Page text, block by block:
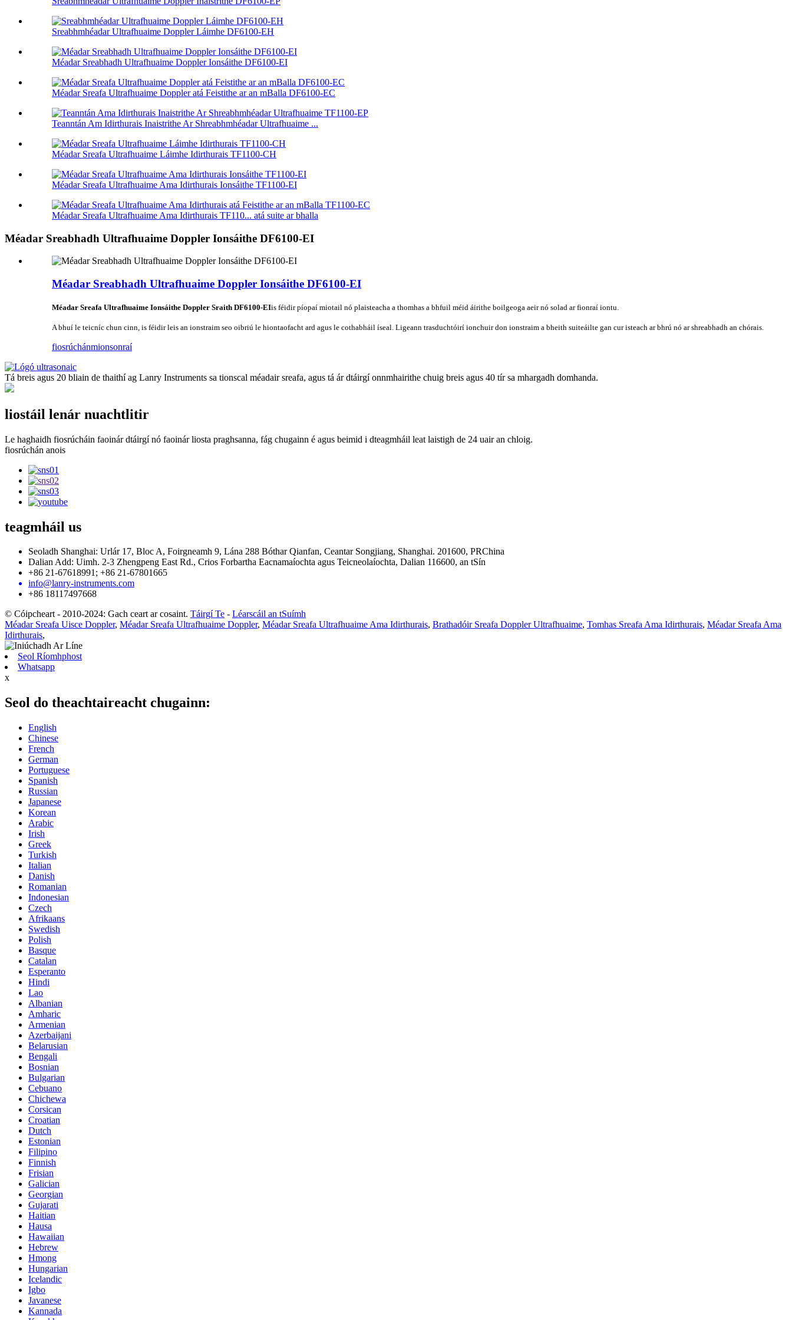
Sreabhmhéadar Ultrafhuaime Doppler Láimhe DF6100-EH
Méadar Sreabhadh Ultrafhuaime Doppler Ionsáithe DF6100-EI
Méadar Sreafa Ultrafhuaime Doppler atá Feistithe ar an mBalla DF6100-EC
Teanntán Am Idirthurais Inaistrithe Ar Shreabhmhéadar Ultrafhuaime ...
Méadar Sreafa Ultrafhuaime Láimhe Idirthurais TF1100-CH
Méadar Sreafa Ultrafhuaime Ama Idirthurais Ionsáithe TF1100-EI
Méadar Sreafa Ultrafhuaime Ama Idirthurais TF110... atá suite ar bhalla
Méadar Sreabhadh Ultrafhuaime Doppler Ionsáithe DF6100-EI
Méadar Sreabhadh Ultrafhuaime Doppler Ionsáithe DF6100-EI
Méadar Sreafa Ultrafhuaime Ionsáithe Doppler Sraith DF6100-EIis féidir píopaí miotail nó plaisteacha a thomhas a bhfuil méid áirithe boilgeoga aeir nó solad ar fionraí iontu.
A bhuí le teicníc chun cinn, is féidir leis an ionstraim seo oibriú le hiontaofacht ard agus le cothabháil íseal. Ligeann trasduchtóirí ionchuir don ionstraim a bheith suiteáilte gan cur isteach ar bhrú nó ar shreabhadh an chórais.
fiosrúchánmionsonraí
Tá breis agus 20 bliain de thaithí ag Lanry Instruments sa tionscal méadair sreafa, agus tá ár dtáirgí onnmhairithe chuig breis agus 40 tír sa mhargadh domhanda.
liostáil lenár nuachtlitir
Le haghaidh fiosrúcháin faoinár dtáirgí nó faoinár liosta praghsanna, fág chugainn é agus beimid i dteagmháil leat laistigh de 24 uair an chloig.
fiosrúchán anois
teagmháil us
Seoladh Shanghai: Urlár 17, Bloc A, Foirgneamh 9, Lána 288 Bóthar Qianfan, Ceantar Songjiang, Shanghai. 201600, PRChina
Dalian Add: Uimh. 2-3 Zhengpeng East Rd., Crios Forbartha Eacnamaíochta agus Teicneolaíochta, Dalian 116600, an tSín
+86 21-67618991; +86 21-67801665
info@lanry-instruments.com
+86 18117497668
© Cóipcheart - 2010-2024: Gach ceart ar cosaint. Táirgí Te - Léarscáil an tSuímh
Méadar Sreafa Uisce Doppler, Méadar Sreafa Ultrafhuaime Doppler, Méadar Sreafa Ultrafhuaime Ama Idirthurais, Brathadóir Sreafa Doppler Ultrafhuaime, Tomhas Sreafa Ama Idirthurais, Méadar Sreafa Ama
Idirthurais,
Seol Ríomhphost
Whatsapp
x
Seol do theachtaireacht chugainn:
English
Chinese
French
German
Portuguese
Spanish
Russian
Japanese
Korean
Arabic
Irish
Greek
Turkish
Italian
Danish
Romanian
Indonesian
Czech
Afrikaans
Swedish
Polish
Basque
Catalan
Esperanto
Hindi
Lao
Albanian
Amharic
Armenian
Azerbaijani
Belarusian
Bengali
Bosnian
Bulgarian
Cebuano
Chichewa
Corsican
Croatian
Dutch
Estonian
Filipino
Finnish
Frisian
Galician
Georgian
Gujarati
Haitian
Hausa
Hawaiian
Hebrew
Hmong
Hungarian
Icelandic
Igbo
Javanese
Kannada